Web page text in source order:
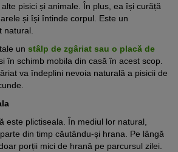
pisici și animale. În plus, ea își curăță
și își întinde corpul. Este un
natural.
un stâlp de zgâriat sau o placă de
în schimb mobila din casă în acest scop.
va îndeplini nevoia naturală a pisicii de
este plictiseala. În mediul lor natural,
din timp căutându-și hrana. Pe lângă
porții mici de hrană pe parcursul zilei.